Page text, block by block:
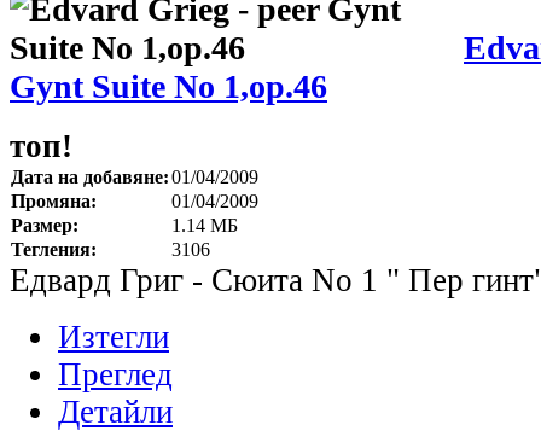
Gynt Suite No 1,op.46
топ!
Дата на добавяне:01/04/2009
Промяна:
01/04/2009
Размер:
1.14 МБ
Тегления:
3106
Едвард Григ - Сюита No 1 " Пер
Изтегли
Преглед
Детайли